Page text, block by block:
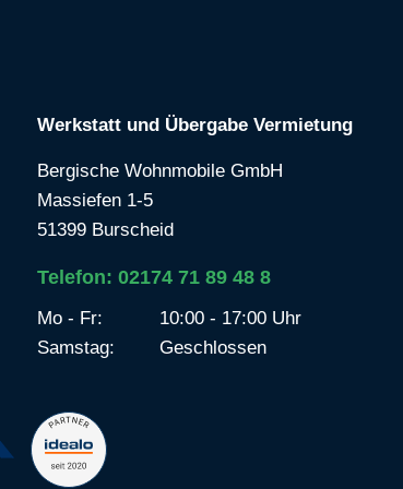
Werkstatt und Übergabe Vermietung
Bergische Wohnmobile GmbH
Massiefen 1-5
51399 Burscheid
Telefon: 02174 71 89 48 8
Mo - Fr:
10:00 - 17:00 Uhr
Samstag:
Geschlossen